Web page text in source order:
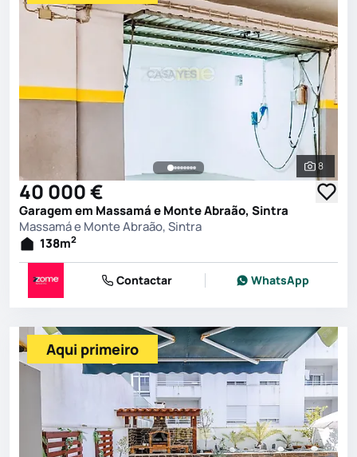
Ver
8
40 000 €
Garagem em Massamá e Monte Abraão, Sintra
Massamá e Monte Abraão, Sintra
138m2
Contactar WhatsApp
Aqui primeiro